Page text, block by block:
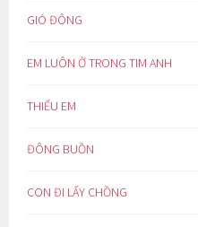
GIÓ ĐÔNG
EM LUÔN Ở TRONG TIM ANH
THIẾU EM
ĐÔNG BUỒN
CON ĐI LẤY CHỒNG